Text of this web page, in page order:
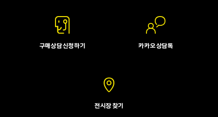
구매상담 신청하기 카카오 상담톡
전시장 찾기